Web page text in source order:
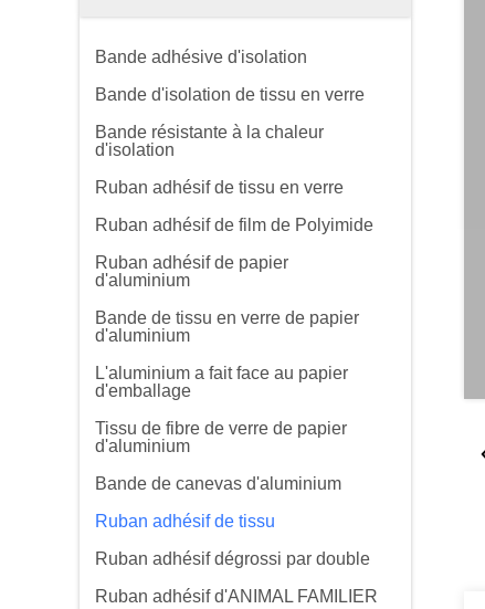
Bande adhésive d'isolation
Bande d'isolation de tissu en verre
Bande résistante à la chaleur
d'isolation
Ruban adhésif de tissu en verre
Ruban adhésif de film de Polyimide
Ruban adhésif de papier
d'aluminium
Bande de tissu en verre de papier
d'aluminium
L'aluminium a fait face au papier
d'emballage
Tissu de fibre de verre de papier
d'aluminium
Bande de canevas d'aluminium
Ruban adhésif de tissu
Ruban adhésif dégrossi par double
Ruban adhésif d'ANIMAL FAMILIER